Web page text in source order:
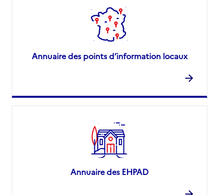
Annuaire des points d’information locaux
Annuaire des EHPAD